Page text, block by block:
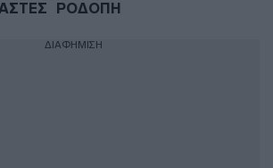
ΡΟΔΟΠΗ
ΔΙΑΦΗΜΙΣΗ